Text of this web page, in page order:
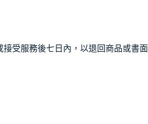
受服務後七日內，以退回商品或書面